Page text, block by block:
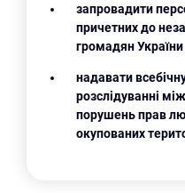
запровадити
причетних до
громадян
надавати
розслідуванні
порушень прав
окупованих